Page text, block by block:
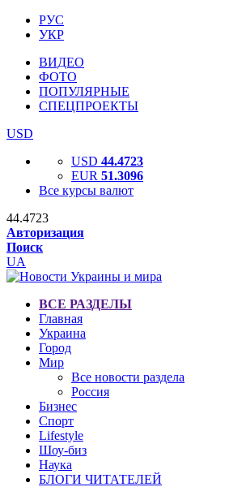
РУС
УКР
ВИДЕО
ФОТО
ПОПУЛЯРНЫЕ
СПЕЦПРОЕКТЫ
USD
USD 44.4723
EUR 51.3096
Все курсы валют
44.4723
Авторизация
Поиск
UA
ВСЕ РАЗДЕЛЫ
Главная
Украина
Город
Мир
Все новости раздела
Россия
Бизнес
Спорт
Lifestyle
Шоу-биз
Наука
БЛОГИ ЧИТАТЕЛЕЙ